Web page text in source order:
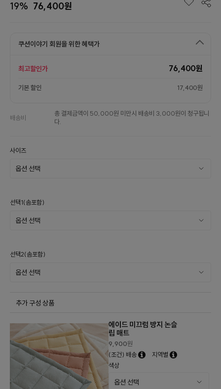
19% 76,400원
쿠션이야기 회원을 위한 혜택가
최고할인가 76,400원
기본 할인 17,400원
배송비
총 결제금액이 50,000원 미만시 배송비 3,000원이 청구됩니
다.
사이즈
선택1(솜포함)
선택2(솜포함)
추가 구성 상품
에이드 미끄럼 방지 논슬
립 매트
9,900원
(조건) 배송
지역별
색상